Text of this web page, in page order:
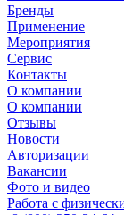
Бренды
Применение
Мероприятия
Сервис
Контакты
О компании
О компании
Отзывы
Новости
Авторизации
Вакансии
Фото и видео
Работа с